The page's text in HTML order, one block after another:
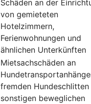
Schäden an der
von gemieteten
Hotelzimmern,
Ferienwohnungen und
ähnlichen Unterkünften
Mietsachschäden an
fremden
sonstigen beweglichen